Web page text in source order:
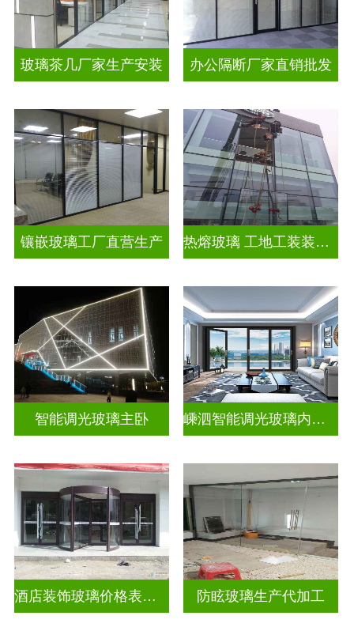
玻璃茶几厂家生产安装 办公隔断厂家直销批发
镶嵌玻璃工厂直营生产 热熔玻璃 工地工装装饰玻璃
智能调光玻璃主卧 嵊泗智能调光玻璃内置百叶隔断拆装
酒店装饰玻璃价格表生产电话 防眩玻璃生产代加工